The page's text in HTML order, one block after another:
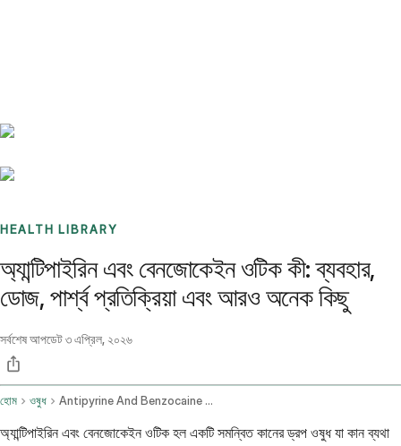
HEALTH LIBRARY
অ্যান্টিপাইরিন এবং বেনজোকেইন ওটিক কী: ব্যবহার,
ডোজ, পার্শ্ব প্রতিক্রিয়া এবং আরও অনেক কিছু
সর্বশেষ আপডেট৩ এপ্রিল, ২০২৬
হোম ওষুধ Antipyrine And Benzocaine Otic Route
অ্যান্টিপাইরিন এবং বেনজোকেইন ওটিক হল একটি সমন্বিত কানের ড্রপ ওষুধ যা কান ব্যথা